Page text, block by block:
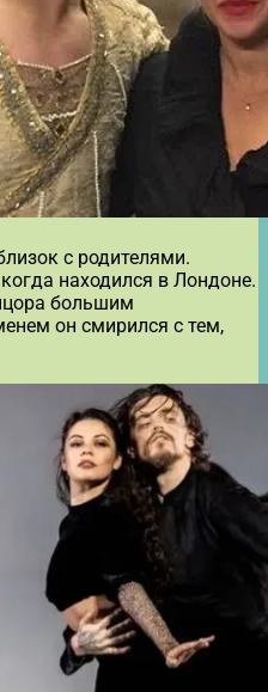
с родителями.
находился в Лондоне.
большим
он смирился с тем,